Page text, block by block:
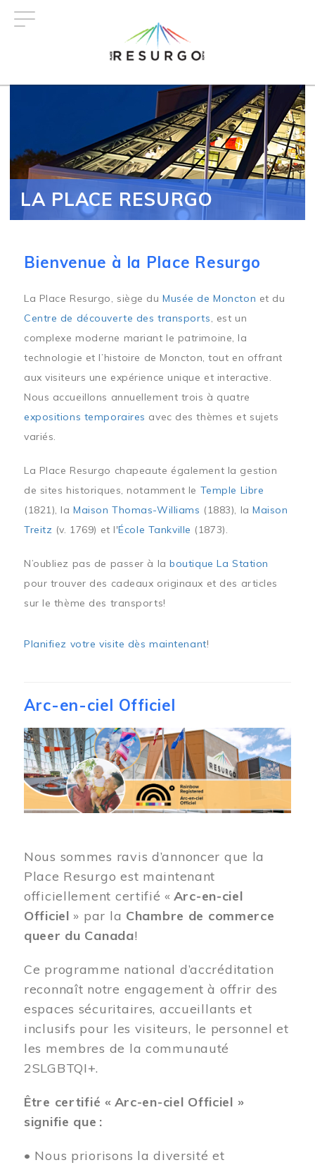
LA PLACE RESURGO
Bienvenue à la Place Resurgo
La Place Resurgo, siège duMusée de Moncton et du
Centre de découverte des transports, est un
complexe moderne mariant le patrimoine, la
technologie et l’histoire de Moncton, tout en offrant
aux visiteurs une expérience unique et interactive.
Nous accueillons annuellement trois à quatre
expositions temporaires avec des thèmes et sujets
variés.
La Place Resurgo chapeaute également la gestion
de sites historiques, notamment le Temple Libre
(1821), laMaison Thomas-Williams (1883), laMaison
Treitz (v. 1769) et l'École Tankville (1873).
N’oubliez pas de passer à laboutique La Station
pour trouver des cadeaux originaux et des articles
sur le thème des transports!
Planifiez votre visite dès maintenant!
Arc-en-ciel Officiel
Image
Nous sommes ravis d’annoncer que la
Place Resurgo est maintenant
officiellement certifié « Arc-en-ciel
Officiel » par la Chambre de commerce
queer du Canada!
Ce programme national d’accréditation
reconnaît notre engagement à offrir des
espaces sécuritaires, accueillants et
inclusifs pour les visiteurs, le personnel et
les membres de la communauté
2SLGBTQI+.
Être certifié « Arc-en-ciel Officiel »
signifie que :
• Nous priorisons la diversité et